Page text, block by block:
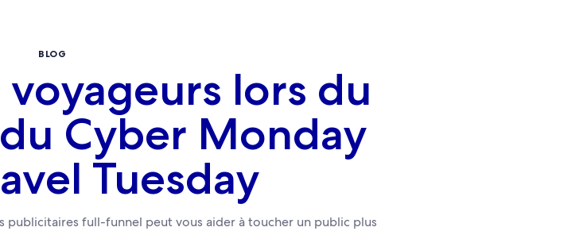
BLOG
lors du
Cyber Monday
Tuesday
full-funnel peut vous aider à toucher un public plus